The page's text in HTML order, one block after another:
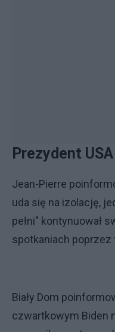
Prezydent
Jean-Pierre
uda się na izolację,
pełni" kontynuował
spotkaniach poprzez
Biały Dom
czwartkowym Biden